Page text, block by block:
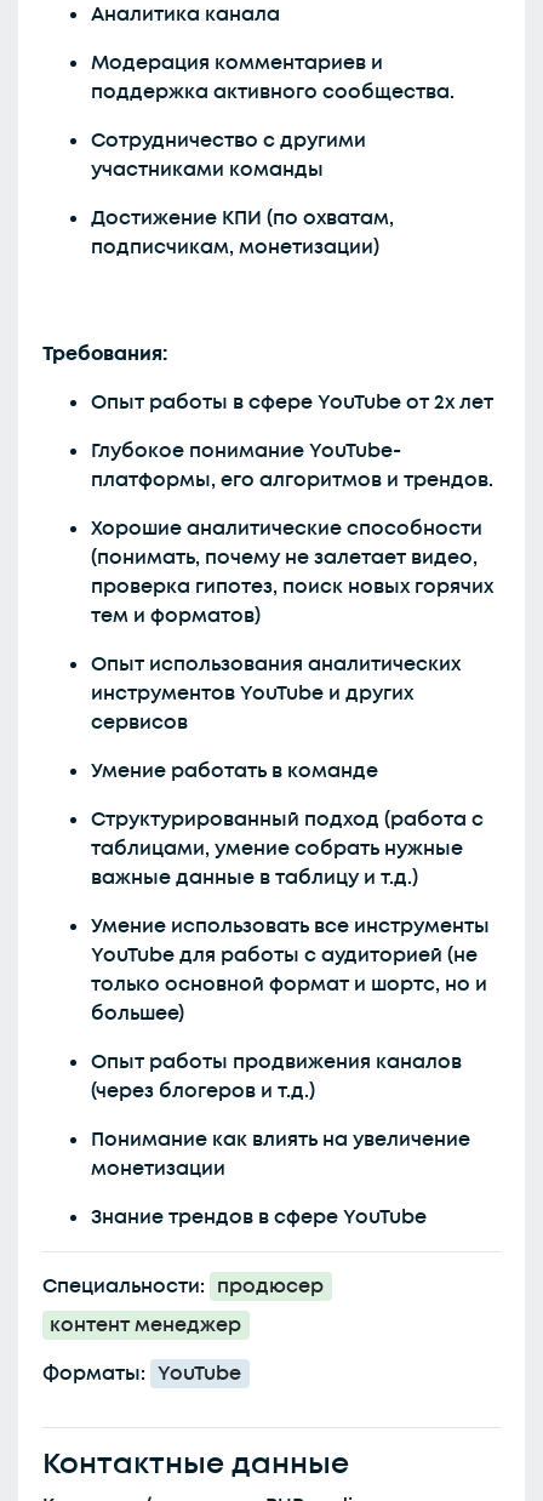
Аналитика канала
Модерация комментариев и
поддержка активного сообщества.
Сотрудничество с другими
участниками команды
Достижение КПИ (по охватам,
подписчикам, монетизации)
Требования:
Опыт работы в сфере YouTube от 2х лет
Глубокое понимание YouTube-
платформы, его алгоритмов и трендов.
Хорошие аналитические способности
(понимать, почему не залетает видео,
проверка гипотез, поиск новых горячих
тем и форматов)
Опыт использования аналитических
инструментов YouTube и других
сервисов
Умение работать в команде
Структурированный подход (работа с
таблицами, умение собрать нужные
важные данные в таблицу и т.д.)
Умение использовать все инструменты
YouTube для работы с аудиторией (не
только основной формат и шортс, но и
большее)
Опыт работы продвижения каналов
(через блогеров и т.д.)
Понимание как влиять на увеличение
монетизации
Знание трендов в сфере YouTube
Специальности: продюсер
контент менеджер
Форматы: YouTube
Контактные данные